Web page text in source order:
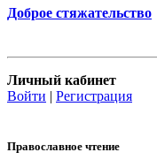
Доброе стяжательство
Личный кабинет
Войти | Регистрация
Православное чтение